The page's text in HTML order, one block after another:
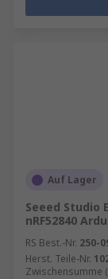
Auf Lager
Seeed Studio
nRF52840
RS Best.-Nr. 250-
Herst. Teile-Nr.
Zwischensumme